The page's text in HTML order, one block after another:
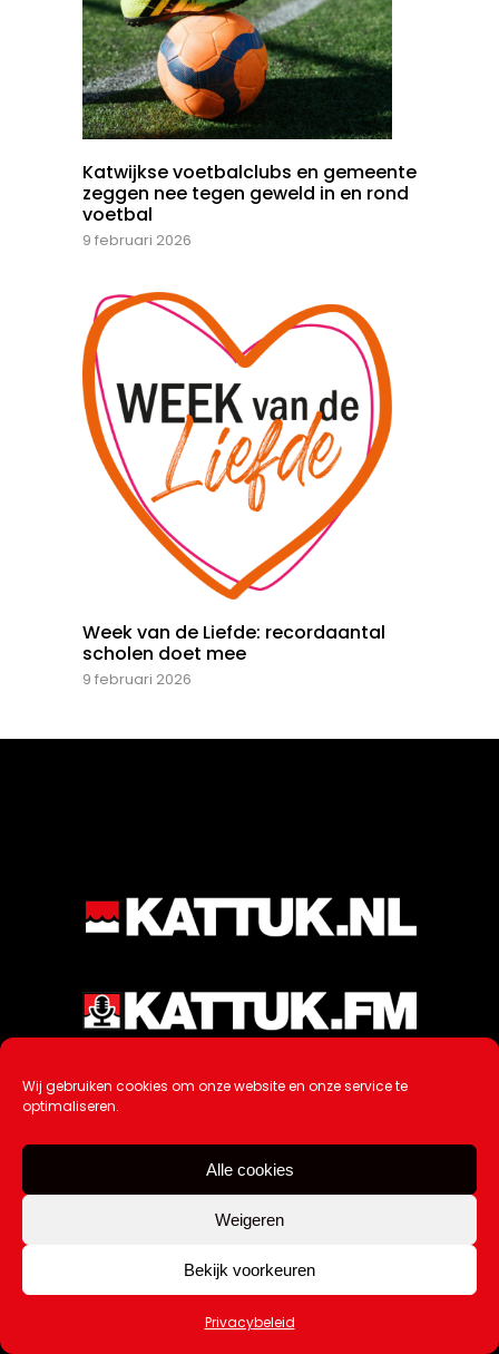
Wij gebruiken cookies om onze website en onze service te
optimaliseren.
Alle cookies
Weigeren
Bekijk voorkeuren
Privacybeleid
Katwijkse voetbalclubs en gemeente
zeggen nee tegen geweld in en rond
voetbal
9 februari 2026
Week van de Liefde: recordaantal
scholen doet mee
9 februari 2026
Ontwikkeling / Hosting doorAtSea
Design & Medi